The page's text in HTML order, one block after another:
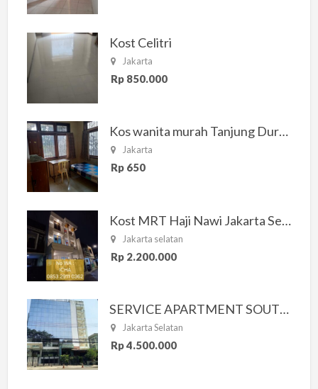
Kost Celitri
Jakarta
Rp 850.000
Kos wanita murah Tanjung Duren Jakarta Barat
Jakarta
Rp 650
Kost MRT Haji Nawi Jakarta Selatan
Jakarta selatan
Rp 2.200.000
SERVICE APARTMENT SOUTH RESIDENCE
Jakarta Selatan
Rp 4.500.000